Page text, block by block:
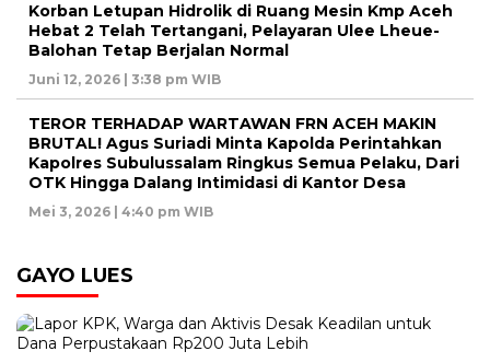
Korban Letupan Hidrolik di Ruang Mesin Kmp Aceh
Hebat 2 Telah Tertangani, Pelayaran Ulee Lheue-
Balohan Tetap Berjalan Normal
Juni 12, 2026 | 3:38 pm WIB
TEROR TERHADAP WARTAWAN FRN ACEH MAKIN
BRUTAL! Agus Suriadi Minta Kapolda Perintahkan
Kapolres Subulussalam Ringkus Semua Pelaku, Dari
OTK Hingga Dalang Intimidasi di Kantor Desa
Mei 3, 2026 | 4:40 pm WIB
GAYO LUES